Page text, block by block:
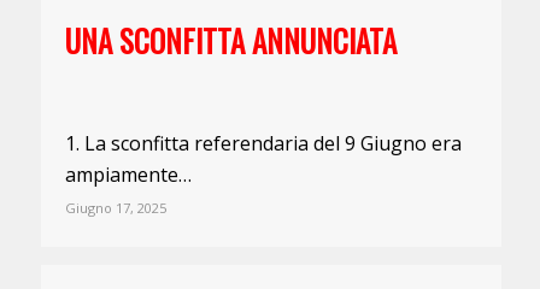
UNA SCONFITTA ANNUNCIATA
1. La sconfitta referendaria del 9 Giugno era
ampiamente…
Giugno 17, 2025